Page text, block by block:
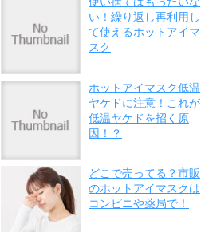
い！繰り返し再利用し
て使えるホットアイマ
スク
ホットアイマスク低温
ヤケドに注意！これが
低温ヤケドを招く原
因！？
どこで売ってる？市販
のホットアイマスクは
コンビニや薬局で！